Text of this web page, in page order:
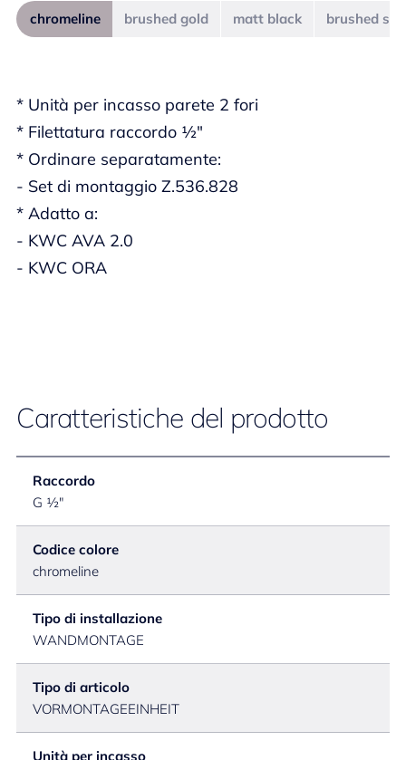
* Unità per incasso parete 2 fori
* Filettatura raccordo ½"
* Ordinare separatamente:
- Set di montaggio Z.536.828
* Adatto a:
- KWC AVA 2.0
- KWC ORA
chromeline brushed gold matt black brushed
Caratteristiche del prodotto
Raccordo
G ½"
Codice colore
chromeline
Tipo di installazione
WANDMONTAGE
Tipo di articolo
VORMONTAGEEINHEIT
Unità per incasso